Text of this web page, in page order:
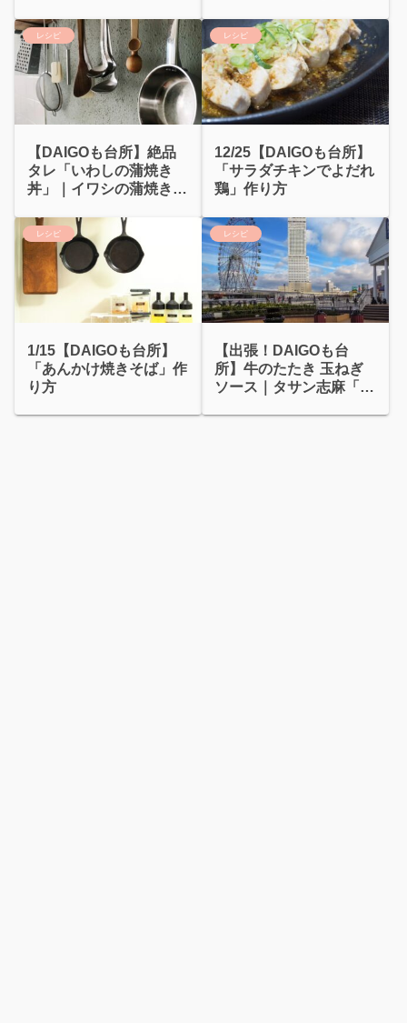
レシピ
【DAIGOも台所】絶品
タレ「いわしの蒲焼き
丼」｜イワシの蒲焼きチ
レシピ
12/25【DAIGOも台所】
「サラダチキンでよだれ
鶏」作り方
レシピ
1/15【DAIGOも台所】
「あんかけ焼きそば」作
り方
レシピ
【出張！DAIGOも台
所】牛のたたき 玉ねぎ
ソース｜タサン志麻「牛